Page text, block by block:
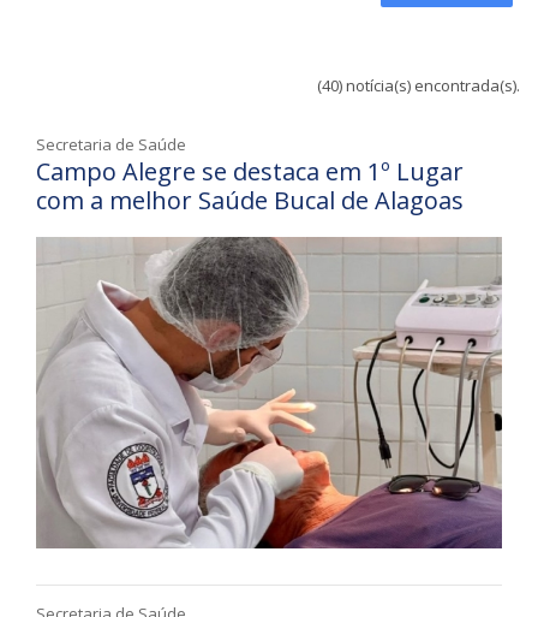
(40) notícia(s) encontrada(s).
Secretaria de Saúde
Campo Alegre se destaca em 1º Lugar
com a melhor Saúde Bucal de Alagoas